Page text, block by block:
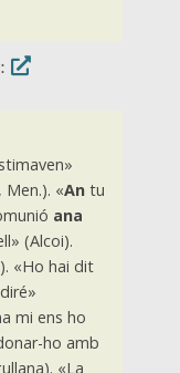
:
Men.). «Antu
ana
(Alcoi).
«Ho hai dit
mi ens ho
ho amb
«La